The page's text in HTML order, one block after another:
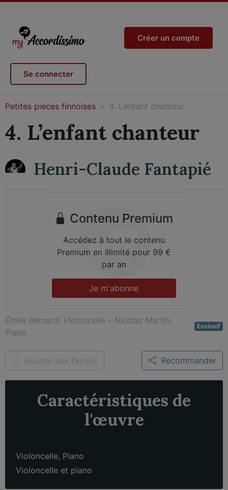
Créer un compte
Se connecter
Petites pieces finnoises 4. L’enfant chanteur
4. L’enfant chanteur
Henri-Claude Fantapié
Contenu Premium
Accédez à tout le contenu
Premium en illimité pour 99 €
par an
Je m'abonne
Émile Bernard, Violoncelle - Nicolas Martin,
Piano
Exclusif
Ajouter aux favoris Recommander
Caractéristiques de
l'œuvre
Violoncelle, Piano
Violoncelle et piano